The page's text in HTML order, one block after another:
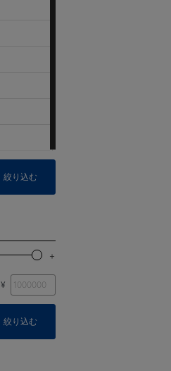
絞り込む
¥
絞り込む